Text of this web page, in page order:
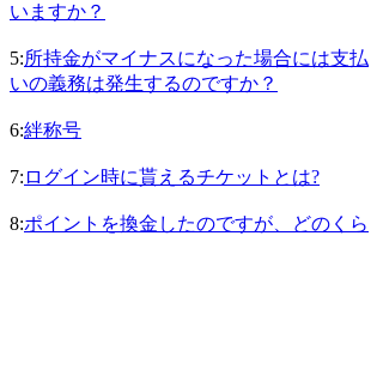
いますか？
5:所持金がマイナスになった場合には支払
いの義務は発生するのですか？
6:絆称号
7: ログイン時に貰えるチケットとは?
8:ポイントを換金したのですが、どのくら